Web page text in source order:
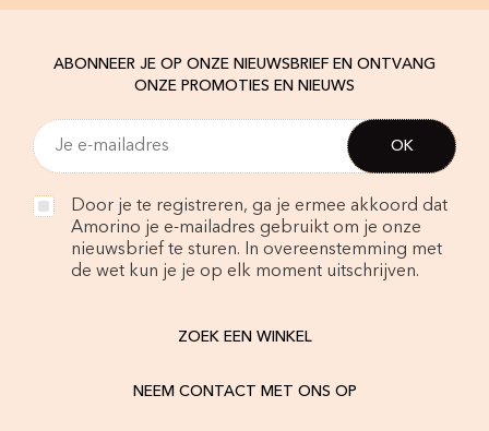
ABONNEER JE OP ONZE NIEUWSBRIEF EN ONTVANG
ONZE PROMOTIES EN NIEUWS
Door je te registreren, ga je ermee akkoord dat
Amorino je e-mailadres gebruikt om je onze
nieuwsbrief te sturen. In overeenstemming met
de wet kun je je op elk moment uitschrijven.
ZOEK EEN WINKEL
NEEM CONTACT MET ONS OP